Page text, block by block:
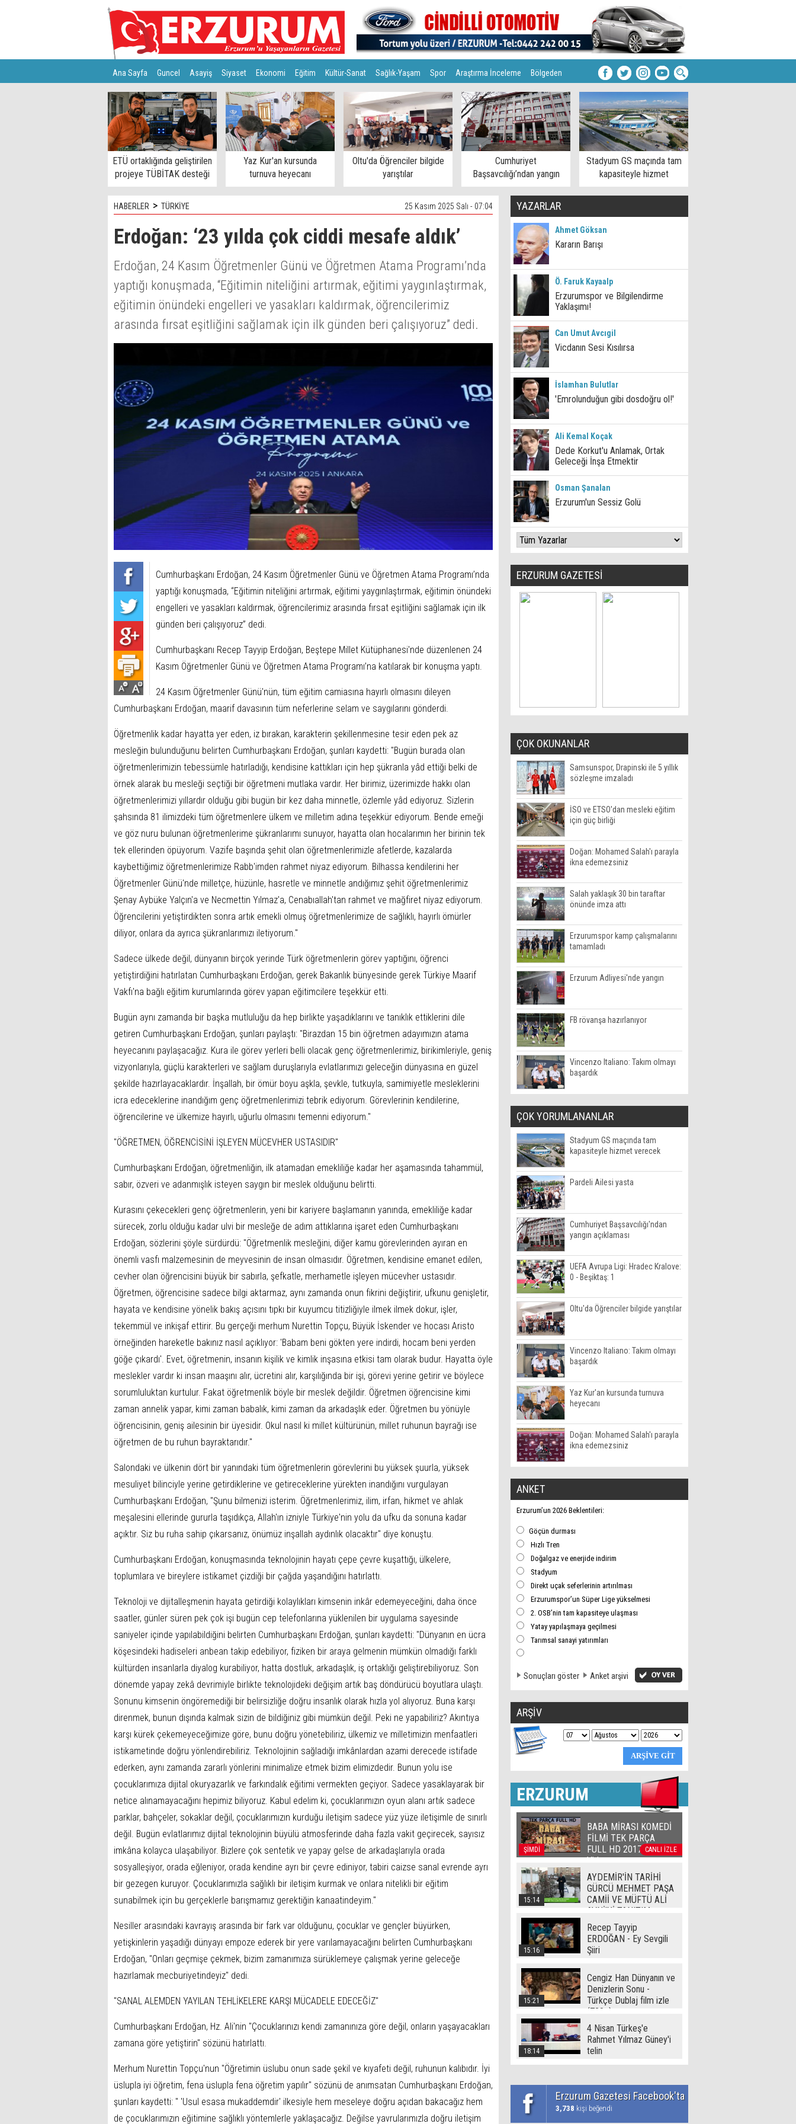
Ana Sayfa Guncel Asayiş Siyaset Ekonomi Eğitim Kültür-Sanat Sağlık-Yaşam Spor Araştırma İnceleme Bölgeden
Türkiye Teknoloji
ETÜ ortaklığında geliştirilen
projeye TÜBİTAK desteği
Yaz Kur'an kursunda
turnuva heyecanı
Oltu'da Öğrenciler bilgide
yarıştılar
Cumhuriyet
Başsavcılığı’ndan yangın
açıklaması
Stadyum GS maçında tam
kapasiteyle hizmet
verecek
HABERLER > TÜRKİYE 25 Kasım 2025 Salı - 07:04
Erdoğan: ‘23 yılda çok ciddi mesafe aldık’
Erdoğan, 24 Kasım Öğretmenler Günü ve Öğretmen Atama Programı’nda
yaptığı konuşmada, “Eğitimin niteliğini artırmak, eğitimi yaygınlaştırmak,
eğitimin önündeki engelleri ve yasakları kaldırmak, öğrencilerimiz
arasında fırsat eşitliğini sağlamak için ilk günden beri çalışıyoruz” dedi.
Cumhurbaşkanı Erdoğan, 24 Kasım Öğretmenler Günü ve Öğretmen Atama Programı’nda
yaptığı konuşmada, “Eğitimin niteliğini artırmak, eğitimi yaygınlaştırmak, eğitimin önündeki
engelleri ve yasakları kaldırmak, öğrencilerimiz arasında fırsat eşitliğini sağlamak için ilk
günden beri çalışıyoruz” dedi.
Cumhurbaşkanı Recep Tayyip Erdoğan, Beştepe Millet Kütüphanesi'nde düzenlenen 24
Kasım Öğretmenler Günü ve Öğretmen Atama Programı’na katılarak bir konuşma yaptı.
24 Kasım Öğretmenler Günü'nün, tüm eğitim camiasına hayırlı olmasını dileyen
Cumhurbaşkanı Erdoğan, maarif davasının tüm neferlerine selam ve saygılarını gönderdi.
Öğretmenlik kadar hayatta yer eden, iz bırakan, karakterin şekillenmesine tesir eden pek az
mesleğin bulunduğunu belirten Cumhurbaşkanı Erdoğan, şunları kaydetti: "Bugün burada olan
öğretmenlerimizin tebessümle hatırladığı, kendisine kattıkları için hep şükranla yâd ettiği belki de
örnek alarak bu mesleği seçtiği bir öğretmeni mutlaka vardır. Her birimiz, üzerimizde hakkı olan
öğretmenlerimizi yıllardır olduğu gibi bugün bir kez daha minnetle, özlemle yâd ediyoruz. Sizlerin
şahsında 81 ilimizdeki tüm öğretmenlere ülkem ve milletim adına teşekkür ediyorum. Bende emeği
ve göz nuru bulunan öğretmenlerime şükranlarımı sunuyor, hayatta olan hocalarımın her birinin tek
tek ellerinden öpüyorum. Vazife başında şehit olan öğretmenlerimizle afetlerde, kazalarda
kaybettiğimiz öğretmenlerimize Rabb'imden rahmet niyaz ediyorum. Bilhassa kendilerini her
Öğretmenler Günü'nde milletçe, hüzünle, hasretle ve minnetle andığımız şehit öğretmenlerimiz
Şenay Aybüke Yalçın'a ve Necmettin Yılmaz'a, Cenabıallah'tan rahmet ve mağfiret niyaz ediyorum.
Öğrencilerini yetiştirdikten sonra artık emekli olmuş öğretmenlerimize de sağlıklı, hayırlı ömürler
diliyor, onlara da ayrıca şükranlarımızı iletiyorum."
Sadece ülkede değil, dünyanın birçok yerinde Türk öğretmenlerin görev yaptığını, öğrenci
yetiştirdiğini hatırlatan Cumhurbaşkanı Erdoğan, gerek Bakanlık bünyesinde gerek Türkiye Maarif
Vakfı'na bağlı eğitim kurumlarında görev yapan eğitimcilere teşekkür etti.
Bugün aynı zamanda bir başka mutluluğu da hep birlikte yaşadıklarını ve tanıklık ettiklerini dile
getiren Cumhurbaşkanı Erdoğan, şunları paylaştı: "Birazdan 15 bin öğretmen adayımızın atama
heyecanını paylaşacağız. Kura ile görev yerleri belli olacak genç öğretmenlerimiz, birikimleriyle, geniş
vizyonlarıyla, güçlü karakterleri ve sağlam duruşlarıyla evlatlarımızı geleceğin dünyasına en güzel
şekilde hazırlayacaklardır. İnşallah, bir ömür boyu aşkla, şevkle, tutkuyla, samimiyetle mesleklerini
icra edeceklerine inandığım genç öğretmenlerimizi tebrik ediyorum. Görevlerinin kendilerine,
öğrencilerine ve ülkemize hayırlı, uğurlu olmasını temenni ediyorum."
"ÖĞRETMEN, ÖĞRENCİSİNİ İŞLEYEN MÜCEVHER USTASIDIR"
Cumhurbaşkanı Erdoğan, öğretmenliğin, ilk atamadan emekliliğe kadar her aşamasında tahammül,
sabır, özveri ve adanmışlık isteyen saygın bir meslek olduğunu belirtti.
Kurasını çekecekleri genç öğretmenlerin, yeni bir kariyere başlamanın yanında, emekliliğe kadar
sürecek, zorlu olduğu kadar ulvi bir mesleğe de adım attıklarına işaret eden Cumhurbaşkanı
Erdoğan, sözlerini şöyle sürdürdü: "Öğretmenlik mesleğini, diğer kamu görevlerinden ayıran en
önemli vasfı malzemesinin de meyvesinin de insan olmasıdır. Öğretmen, kendisine emanet edilen,
cevher olan öğrencisini büyük bir sabırla, şefkatle, merhametle işleyen mücevher ustasıdır.
Öğretmen, öğrencisine sadece bilgi aktarmaz, aynı zamanda onun fikrini değiştirir, ufkunu genişletir,
hayata ve kendisine yönelik bakış açısını tıpkı bir kuyumcu titizliğiyle ilmek ilmek dokur, işler,
tekemmül ve inkişaf ettirir. Bu gerçeği merhum Nurettin Topçu, Büyük İskender ve hocası Aristo
örneğinden hareketle bakınız nasıl açıklıyor: 'Babam beni gökten yere indirdi, hocam beni yerden
göğe çıkardı'. Evet, öğretmenin, insanın kişilik ve kimlik inşasına etkisi tam olarak budur. Hayatta öyle
meslekler vardır ki insan maaşını alır, ücretini alır, karşılığında bir işi, görevi yerine getirir ve böylece
sorumluluktan kurtulur. Fakat öğretmenlik böyle bir meslek değildir. Öğretmen öğrencisine kimi
zaman annelik yapar, kimi zaman babalık, kimi zaman da arkadaşlık eder. Öğretmen bu yönüyle
öğrencisinin, geniş ailesinin bir üyesidir. Okul nasıl ki millet kültürünün, millet ruhunun bayrağı ise
öğretmen de bu ruhun bayraktarıdır."
Salondaki ve ülkenin dört bir yanındaki tüm öğretmenlerin görevlerini bu yüksek şuurla, yüksek
mesuliyet bilinciyle yerine getirdiklerine ve getireceklerine yürekten inandığını vurgulayan
Cumhurbaşkanı Erdoğan, "Şunu bilmenizi isterim. Öğretmenlerimiz, ilim, irfan, hikmet ve ahlak
meşalesini ellerinde gururla taşıdıkça, Allah'ın izniyle Türkiye'nin yolu da ufku da sonuna kadar
açıktır. Siz bu ruha sahip çıkarsanız, önümüz inşallah aydınlık olacaktır" diye konuştu.
Cumhurbaşkanı Erdoğan, konuşmasında teknolojinin hayatı çepe çevre kuşattığı, ülkelere,
toplumlara ve bireylere istikamet çizdiği bir çağda yaşandığını hatırlattı.
Teknoloji ve dijitalleşmenin hayata getirdiği kolaylıkları kimsenin inkâr edemeyeceğini, daha önce
saatler, günler süren pek çok işi bugün cep telefonlarına yüklenilen bir uygulama sayesinde
saniyeler içinde yapılabildiğini belirten Cumhurbaşkanı Erdoğan, şunları kaydetti: "Dünyanın en ücra
köşesindeki hadiseleri anbean takip edebiliyor, fiziken bir araya gelmenin mümkün olmadığı farklı
kültürden insanlarla diyalog kurabiliyor, hatta dostluk, arkadaşlık, iş ortaklığı geliştirebiliyoruz. Son
dönemde yapay zekâ devrimiyle birlikte teknolojideki değişim artık baş döndürücü boyutlara ulaştı.
Sonunu kimsenin öngöremediği bir belirsizliğe doğru insanlık olarak hızla yol alıyoruz. Buna karşı
direnmek, bunun dışında kalmak sizin de bildiğiniz gibi mümkün değil. Peki ne yapabiliriz? Akıntıya
karşı kürek çekemeyeceğimize göre, bunu doğru yönetebiliriz, ülkemiz ve milletimizin menfaatleri
istikametinde doğru yönlendirebiliriz. Teknolojinin sağladığı imkânlardan azami derecede istifade
ederken, aynı zamanda zararlı yönlerini minimalize etmek bizim elimizdedir. Bunun yolu ise
çocuklarımıza dijital okuryazarlık ve farkındalık eğitimi vermekten geçiyor. Sadece yasaklayarak bir
netice alınamayacağını hepimiz biliyoruz. Kabul edelim ki, çocuklarımızın oyun alanı artık sadece
parklar, bahçeler, sokaklar değil, çocuklarımızın kurduğu iletişim sadece yüz yüze iletişimle de sınırlı
değil. Bugün evlatlarımız dijital teknolojinin büyülü atmosferinde daha fazla vakit geçirecek, sayısız
imkâna kolayca ulaşabiliyor. Bizlere çok sentetik ve yapay gelse de arkadaşlarıyla orada
sosyalleşiyor, orada eğleniyor, orada kendine ayrı bir çevre ediniyor, tabiri caizse sanal evrende ayrı
bir gezegen kuruyor. Çocuklarımızla sağlıklı bir iletişim kurmak ve onlara nitelikli bir eğitim
sunabilmek için bu gerçeklerle barışmamız gerektiğin kanaatindeyim."
Nesiller arasındaki kavrayış arasında bir fark var olduğunu, çocuklar ve gençler büyürken,
yetişkinlerin yaşadığı dünyayı empoze ederek bir yere varılamayacağını belirten Cumhurbaşkanı
Erdoğan, "Onları geçmişe çekmek, bizim zamanımıza sürüklemeye çalışmak yerine geleceğe
hazırlamak mecburiyetindeyiz" dedi.
"SANAL ALEMDEN YAYILAN TEHLİKELERE KARŞI MÜCADELE EDECEĞİZ"
Cumhurbaşkanı Erdoğan, Hz. Ali'nin "Çocuklarınızı kendi zamanınıza göre değil, onların yaşayacakları
zamana göre yetiştirin" sözünü hatırlattı.
Merhum Nurettin Topçu'nun "Öğretimin üslubu onun sade şekil ve kıyafeti değil, ruhunun kalıbıdır. İyi
üslupla iyi öğretim, fena üslupla fena öğretim yapılır" sözünü de anımsatan Cumhurbaşkanı Erdoğan,
şunları kaydetti: " 'Usul esasa mukaddemdir' ilkesiyle hem meseleye doğru açıdan bakacağız hem
de çocuklarımızın eğitimine sağlıklı yöntemlerle yaklaşacağız. Değilse yavrularımızla doğru iletişim
YAZARLAR
Ahmet Göksan
Kararın Barışı
Ö. Faruk Kayaalp
Erzurumspor ve Bilgilendirme
Yaklaşımı!
Can Umut Avcıgil
Vicdanın Sesi Kısılırsa
İslamhan Bulutlar
'Emrolunduğun gibi dosdoğru ol!'
Ali Kemal Koçak
Dede Korkut'u Anlamak, Ortak
Geleceği İnşa Etmektir
Osman Şanalan
Erzurum'un Sessiz Golü
ERZURUM GAZETESİ
ÇOK OKUNANLAR
Samsunspor, Drapinski ile 5 yıllık
sözleşme imzaladı
İSO ve ETSO'dan mesleki eğitim
için güç birliği
Doğan: Mohamed Salah'ı parayla
ikna edemezsiniz
Salah yaklaşık 30 bin taraftar
önünde imza attı
Erzurumspor kamp çalışmalarını
tamamladı
Erzurum Adliyesi'nde yangın
FB rövanşa hazırlanıyor
Vincenzo Italiano: Takım olmayı
başardık
ÇOK YORUMLANANLAR
Stadyum GS maçında tam
kapasiteyle hizmet verecek
Pardeli Ailesi yasta
Cumhuriyet Başsavcılığı'ndan
yangın açıklaması
UEFA Avrupa Ligi: Hradec Kralove:
0 - Beşiktaş: 1
Oltu'da Öğrenciler bilgide yarıştılar
Vincenzo Italiano: Takım olmayı
başardık
Yaz Kur'an kursunda turnuva
heyecanı
Doğan: Mohamed Salah'ı parayla
ikna edemezsiniz
ANKET
Erzurum’un 2026 Beklentileri:
Göçün durması
Hızlı Tren
Doğalgaz ve enerjide indirim
Stadyum
Direkt uçak seferlerinin artırılması
Erzurumspor’un Süper Lige yükselmesi
2. OSB’nin tam kapasiteye ulaşması
Yatay yapılaşmaya geçilmesi
Tarımsal sanayi yatırımları
Sonuçları göster Anket arşivi
ARŞİV
ERZURUM
ŞİMDİ CANLI İZLE
BABA MİRASI KOMEDİ
FİLMİ TEK PARÇA
FULL HD 2017 | Official
Video
15:14
AYDEMİR'İN TARİHİ
GÜRCÜ MEHMET PAŞA
CAMİİ VE MÜFTÜ ALİ
AVNİ'Yİ TANITIM
15:16
Recep Tayyip
ERDOĞAN - Ey Sevgili
Şiiri
15:21
Cengiz Han Dünyanın ve
Denizlerin Sonu -
Türkçe Dublaj film izle
(720p)
18:14
4 Nisan Türkeş'e
Rahmet Yılmaz Güney'i
telin
Erzurum Gazetesi Facebook'ta
3,738 kişi beğendi